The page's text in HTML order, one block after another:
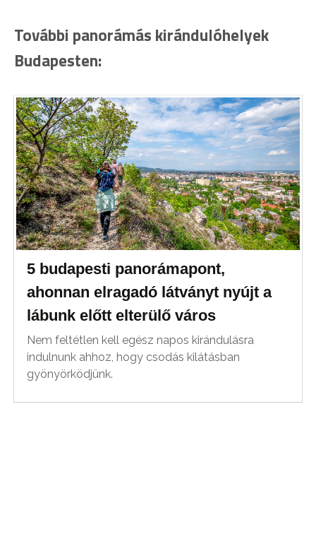
További panorámás kirándulóhelyek
Budapesten:
5 budapesti panorámapont,
ahonnan elragadó látványt nyújt a
lábunk előtt elterülő város
Nem feltétlen kell egész napos kirándulásra
indulnunk ahhoz, hogy csodás kilátásban
gyönyörködjünk.